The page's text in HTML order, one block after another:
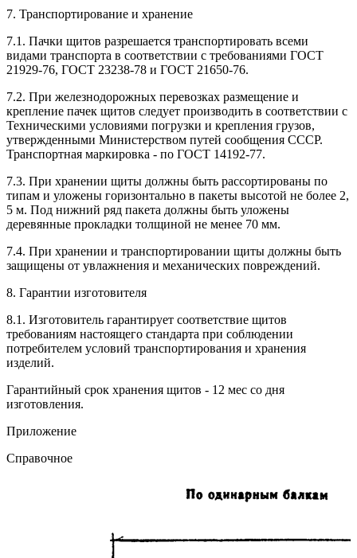
7. Транспортирование и хранение
7.1. Пачки щитов разрешается транспортировать всеми
видами транспорта в соответствии с требованиями ГОСТ
21929-76, ГОСТ 23238-78 и ГОСТ 21650-76.
7.2. При железнодорожных перевозках размещение и
крепление пачек щитов следует производить в соответствии с
Техническими условиями погрузки и крепления грузов,
утвержденными Министерством путей сообщения СССР.
Транспортная маркировка - по ГОСТ 14192-77.
7.3. При хранении щиты должны быть рассортированы по
типам и уложены горизонтально в пакеты высотой не более 2,
5 м. Под нижний ряд пакета должны быть уложены
деревянные прокладки толщиной не менее 70 мм.
7.4. При хранении и транспортировании щиты должны быть
защищены от увлажнения и механических повреждений.
8. Гарантии изготовителя
8.1. Изготовитель гарантирует соответствие щитов
требованиям настоящего стандарта при соблюдении
потребителем условий транспортирования и хранения
изделий.
Гарантийный срок хранения щитов - 12 мес со дня
изготовления.
Приложение
Справочное